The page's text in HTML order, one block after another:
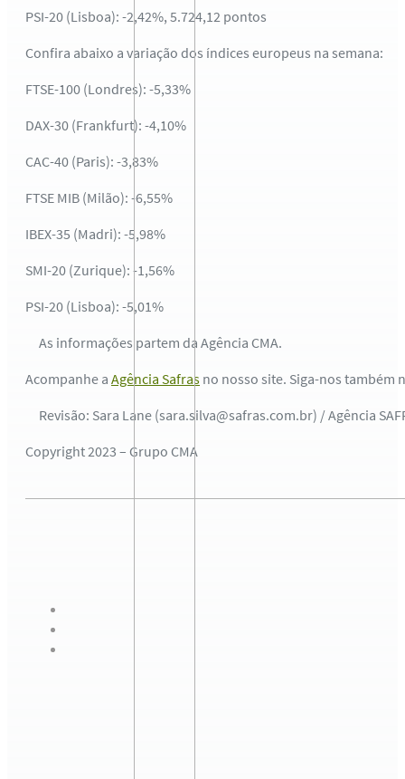
PSI-20 (Lisboa): -2,42%, 5.724,12 pontos
Confira abaixo a variação dos índices europeus na semana:
FTSE-100 (Londres): -5,33%
DAX-30 (Frankfurt): -4,10%
CAC-40 (Paris): -3,83%
FTSE MIB (Milão): -6,55%
IBEX-35 (Madri): -5,98%
SMI-20 (Zurique): -1,56%
PSI-20 (Lisboa): -5,01%
As informações partem da Agência CMA.
Acompanhe a Agência Safras no nosso site. Siga-nos também
Revisão: Sara Lane (sara.silva@safras.com.br) / Agência
Copyright 2023 – Grupo CMA